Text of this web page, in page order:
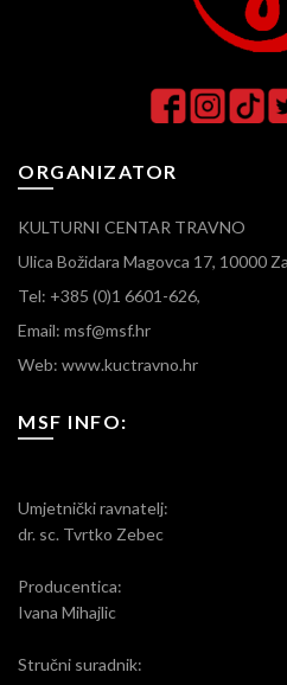
ORGANIZATOR
KULTURNI CENTAR TRAVNO
Ulica Božidara Magovca 17, 10000
Tel: +385 (0)1 6601-626,
Email: msf@msf.hr
Web: www.kuctravno.hr
MSF INFO:
Umjetnički ravnatelj:
dr. sc. Tvrtko Zebec
Producentica:
Ivana Mihajlic
Stručni suradnik: